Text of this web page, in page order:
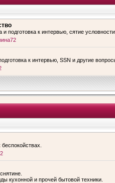
подготовка к интервью, сятие условности.
к интервью, SSN и другие
кухонной и прочей бытовой техники.